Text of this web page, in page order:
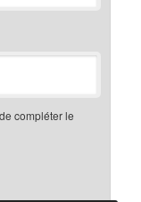
compléter le